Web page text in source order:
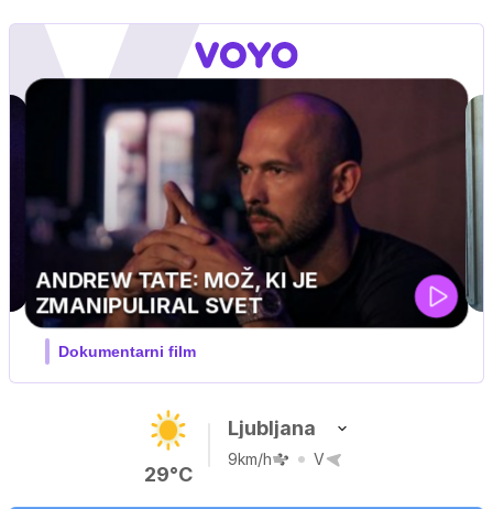
MOJ PRIJATELJ PINGVIN
Film meseca / družinski, pustolovski
29°C
Ljubljana
9km/h V